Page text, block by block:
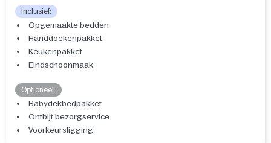
Inclusief:
Opgemaakte bedden
Handdoekenpakket
Keukenpakket
Eindschoonmaak
Optioneel:
Babydekbedpakket
Ontbijt bezorgservice
Voorkeursligging